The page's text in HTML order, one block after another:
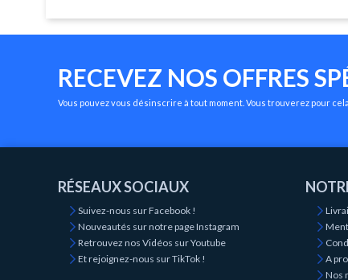
RECEVEZ NOS OFFRES
Vous pouvez vous désinscrire à tout moment. Vous trouverez pour
RÉSEAUX SOCIAUX
Suivez-nous sur Facebook !
Nouveautés sur notre page Instagram
Retrouvez nos Vidéos sur Youtube
Et rejoignez-nous sur TikTok !
A
Nos